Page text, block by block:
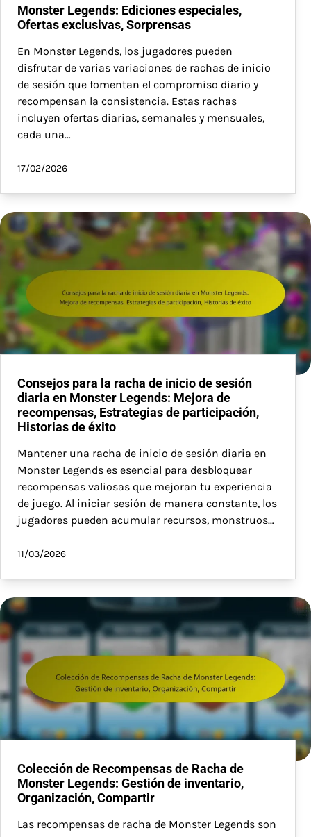
Monster Legends: Ediciones especiales,
Ofertas exclusivas, Sorprensas
En Monster Legends, los jugadores pueden
disfrutar de varias variaciones de rachas de inicio
de sesión que fomentan el compromiso diario y
recompensan la consistencia. Estas rachas
incluyen ofertas diarias, semanales y mensuales,
cada una…
17/02/2026
Consejos para la racha de inicio de sesión
diaria en Monster Legends: Mejora de
recompensas, Estrategias de participación,
Historias de éxito
Mantener una racha de inicio de sesión diaria en
Monster Legends es esencial para desbloquear
recompensas valiosas que mejoran tu experiencia
de juego. Al iniciar sesión de manera constante, los
jugadores pueden acumular recursos, monstruos…
11/03/2026
Colección de Recompensas de Racha de
Monster Legends: Gestión de inventario,
Organización, Compartir
Las recompensas de racha de Monster Legends son